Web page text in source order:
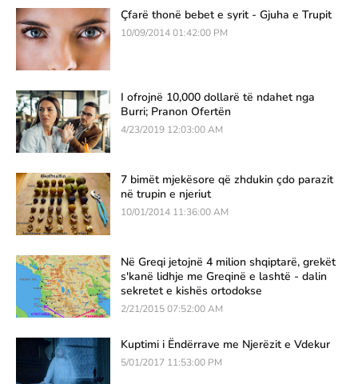
Çfarë thonë bebet e syrit - Gjuha e Trupit
10/09/2014 01:42:00 PM
I ofrojnë 10,000 dollarë të ndahet nga
Burri; Pranon Ofertën
4/23/2019 12:03:00 AM
7 bimët mjekësore që zhdukin çdo parazit
në trupin e njeriut
10/01/2014 11:36:00 AM
Në Greqi jetojnë 4 milion shqiptarë, grekët
s'kanë lidhje me Greqinë e lashtë - dalin
sekretet e kishës ortodokse
2/21/2015 07:52:00 AM
Kuptimi i Ëndërrave me Njerëzit e Vdekur
5/01/2017 11:53:00 PM